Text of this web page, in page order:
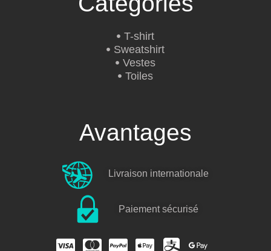
T-shirt
Sweatshirt
Vestes
Toiles
Avantages
Livraison internationale
Paiement sécurisé